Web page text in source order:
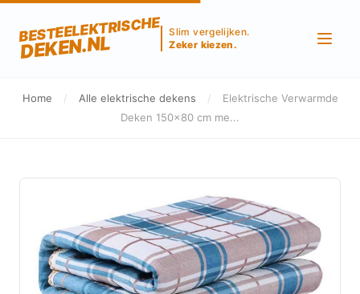
BESTEELEKTRISCHE
DEKEN.NL
Slim vergelijken.
Zeker kiezen.
Home / Alle elektrische dekens /
Elektrische Verwarmde
Deken 150x80 cm me...